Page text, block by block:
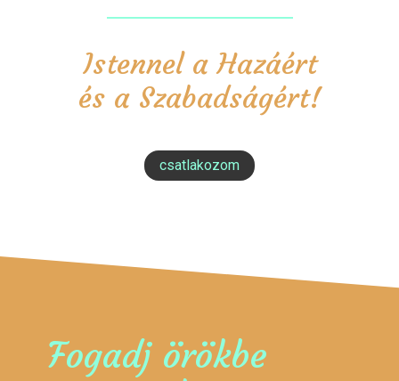
Istennel a Hazáért
és a Szabadságért!
csatlakozom
Fogadj örökbe